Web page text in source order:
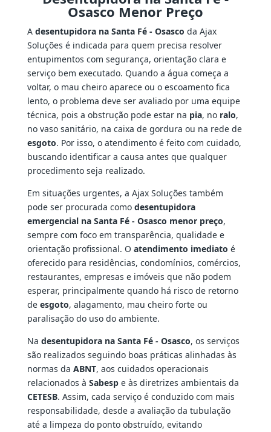
Osasco Menor Preço
A desentupidora na Santa Fé - Osasco da Ajax
Soluções é indicada para quem precisa resolver
entupimentos com segurança, orientação clara e
serviço bem executado. Quando a água começa a
voltar, o mau cheiro aparece ou o escoamento fica
lento, o problema deve ser avaliado por uma equipe
técnica, pois a obstrução pode estar na pia, no ralo,
no vaso sanitário, na caixa de gordura ou na rede de
esgoto. Por isso, o atendimento é feito com cuidado,
buscando identificar a causa antes que qualquer
procedimento seja realizado.
Em situações urgentes, a Ajax Soluções também
pode ser procurada como desentupidora
emergencial na Santa Fé - Osasco menor preço,
sempre com foco em transparência, qualidade e
orientação profissional. O atendimento imediato é
oferecido para residências, condomínios, comércios,
restaurantes, empresas e imóveis que não podem
esperar, principalmente quando há risco de retorno
de esgoto, alagamento, mau cheiro forte ou
paralisação do uso do ambiente.
Na desentupidora na Santa Fé - Osasco, os serviços
são realizados seguindo boas práticas alinhadas às
normas da ABNT, aos cuidados operacionais
relacionados à Sabespe às diretrizes ambientais da
CETESB. Assim, cada serviço é conduzido com mais
responsabilidade, desde a avaliação da tubulação
até a limpeza do ponto obstruído, evitando